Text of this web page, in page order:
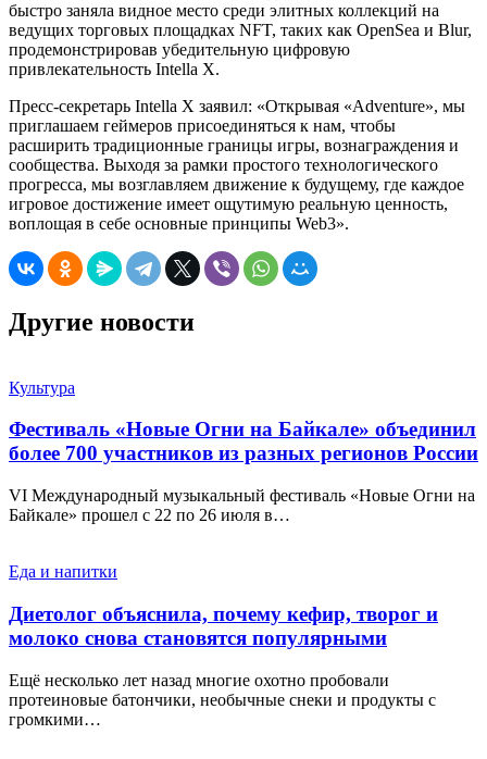
быстро заняла видное место среди элитных коллекций на
ведущих торговых площадках NFT, таких как OpenSea и Blur,
продемонстрировав убедительную цифровую
привлекательность Intella X.
Пресс-секретарь Intella X заявил: «Открывая «Adventure», мы
приглашаем геймеров присоединяться к нам, чтобы
расширить традиционные границы игры, вознаграждения и
сообщества. Выходя за рамки простого технологического
прогресса, мы возглавляем движение к будущему, где каждое
игровое достижение имеет ощутимую реальную ценность,
воплощая в себе основные принципы Web3».
Другие новости
Культура
Фестиваль «Новые Огни на Байкале» объединил
более 700 участников из разных регионов России
VI Международный музыкальный фестиваль «Новые Огни на
Байкале» прошел с 22 по 26 июля в…
Еда и напитки
Диетолог объяснила, почему кефир, творог и
молоко снова становятся популярными
Ещё несколько лет назад многие охотно пробовали
протеиновые батончики, необычные снеки и продукты с
громкими…